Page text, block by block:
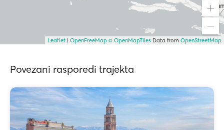
Leaflet OpenFreeMap © OpenMapTiles Data from OpenStreetMap
Povezani rasporedi trajekta